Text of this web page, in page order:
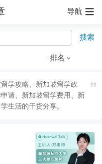
导航
搜索
排名
学攻略、新加坡留学政
请、新加坡留学费用、新
生活的干货分享。